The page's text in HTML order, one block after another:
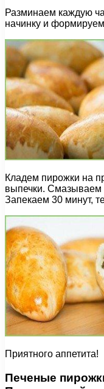
Разминаем каждую
начинку и
Кладем пирожки на
выпечки.
Запекаем 30 минут,
Приятного аппетита!
Печеные